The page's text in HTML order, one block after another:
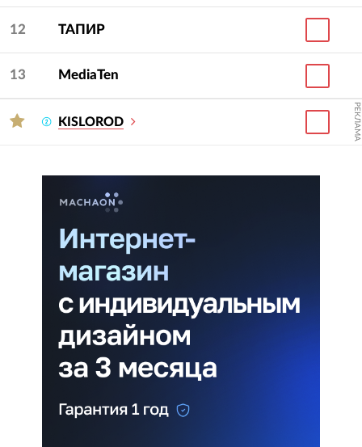
12 ТАПИР
13 MediaTen
KISLOROD РЕКЛАМА